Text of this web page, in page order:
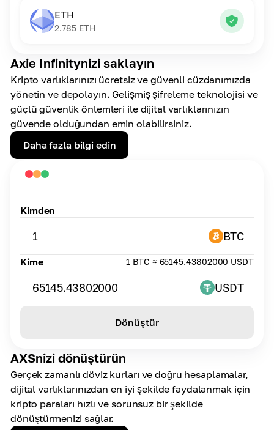
Axie Infinitynizi saklayın
Kripto varlıklarınızı ücretsiz ve güvenli cüzdanımızda
yönetin ve depolayın. Gelişmiş şifreleme teknolojisi ve
güçlü güvenlik önlemleri ile dijital varlıklarınızın
güvende olduğundan emin olabilirsiniz.
Daha fazla bilgi edin
ETH
2.785 ETH
AXSnizi dönüştürün
Gerçek zamanlı döviz kurları ve doğru hesaplamalar,
dijital varlıklarınızdan en iyi şekilde faydalanmak için
kripto paraları hızlı ve sorunsuz bir şekilde
dönüştürmenizi sağlar.
Kimden
1 BTC
Kime 1 BTC ≈ 65145.43802000 USDT
65145.43802000 USDT
Dönüştür